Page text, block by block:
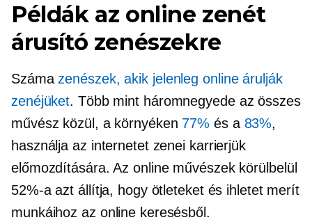
Példák az online zenét
árusító zenészekre
Száma zenészek, akik jelenleg online árulják
zenéjüket. Több mint háromnegyedeaz összes
művész közül, a környéken 77% és a 83%,
használja az internetet zenei karrierjük
előmozdítására. Az online művészek körülbelül
52%-a azt állítja, hogy ötleteket és ihletet merít
munkáihoz az online keresésből.